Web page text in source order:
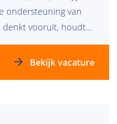
ondersteuning van
denkt vooruit, houdt
dat alles soepel
in een dynamische,
Bekijk vacature